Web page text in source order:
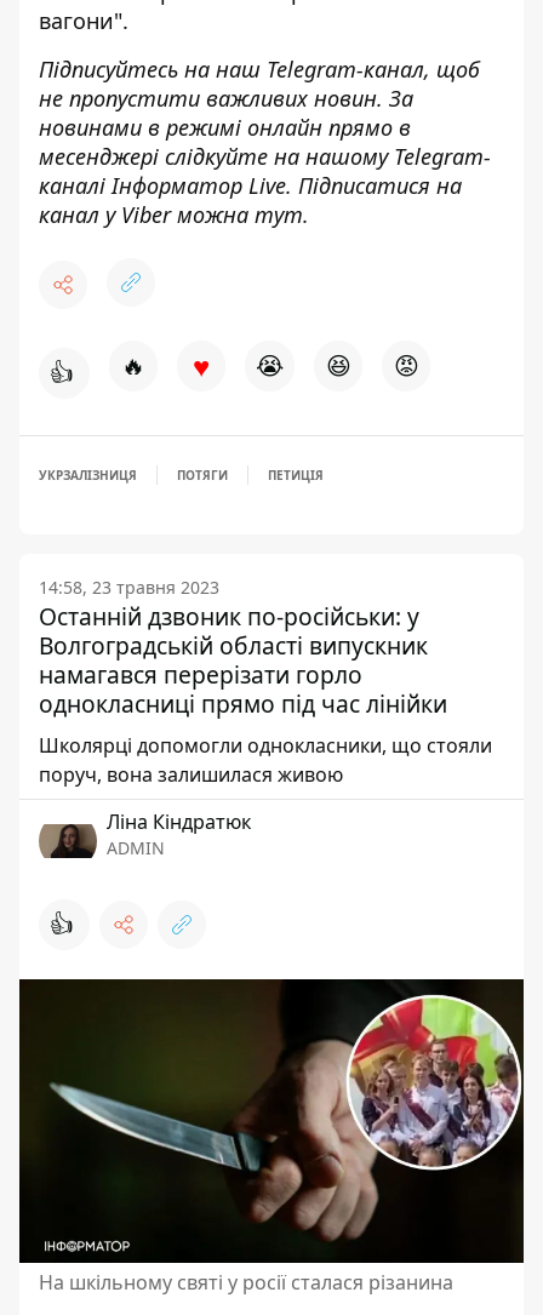
вагони".
Підписуйтесь на наш Telegram-канал, щоб
не пропустити важливих новин. За
новинами в режимі онлайн прямо в
месенджері слідкуйте на нашому Telegram-
каналіІнформатор Live. Підписатися на
канал у Viber можна тут.
👍 🔥 ♥ 😭 😆 😡
УКРЗАЛІЗНИЦЯ ПОТЯГИ ПЕТИЦІЯ
14:58, 23 травня 2023
Останній дзвоник по-російськи: у
Волгоградській області випускник
намагався перерізати горло
однокласниці прямо під час лінійки
Школярці допомогли однокласники, що стояли
поруч, вона залишилася живою
Ліна Кіндратюк
ADMIN
👍
На шкільному святі у росії сталася різанина